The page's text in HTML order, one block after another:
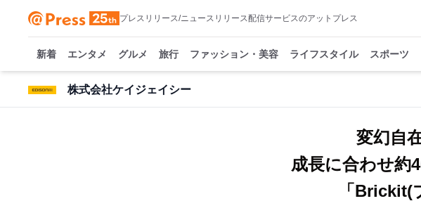
プレスリリース/ニュースリリース配信サービスのアットプレス
新着 エンタメ グルメ 旅行 ファッション・美容 ライフスタイル スポーツ
株式会社ケイジェイシー
変幻自
成長に合わせ約
「Brickit(